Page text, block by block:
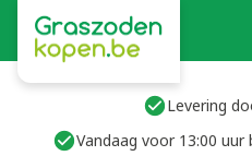
Levering
Vandaag voor 13:00